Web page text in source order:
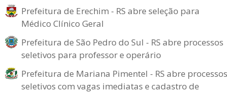
Prefeitura de Erechim - RS abre seleção para
Médico Clínico Geral
Prefeitura de São Pedro do Sul - RS abre processos
seletivos para professor e operário
Prefeitura de Mariana Pimentel - RS abre processos
seletivos com vagas imediatas e cadastro de